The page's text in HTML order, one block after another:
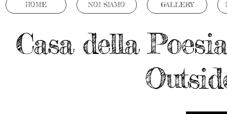
HOME NOI SIAMO GALLERY
Casa della